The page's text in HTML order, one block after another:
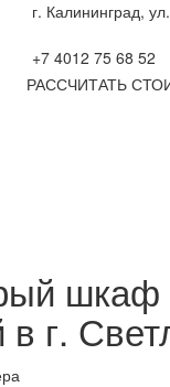
г. Калининград,
+7 4012 75 68 52
РАССЧИТАТЬ
шкаф
в г.